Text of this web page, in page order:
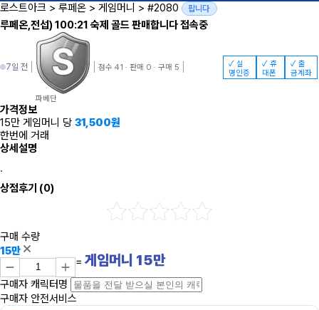
로스트아크 > 루페온 > 게임머니 > #2080 팝니다
루페온,전섭) 100:21 숙제 골드 판매합니다 접속중
7일 전
파베단
점수 41 · 판매 0 · 구매 5
✓ 실
명인증
✓ 휴
대폰
✓ 출
금계좌
가격정보
15만 게임머니 당 31,500원
한번에 거래
상세설명
.
상점후기 (0)
구매 수량
15만
= 게임머니 15만
구매자 캐릭터명
구매자 안전서비스